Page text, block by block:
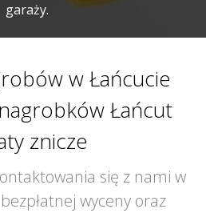
garaży.
w Łańcucie
Łańcut
znicze
się z nami w
wyceny oraz